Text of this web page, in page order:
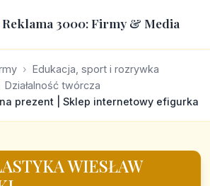
Reklama 3000: Firmy & Media
Edukacja, sport i rozrywka
Działalność twórcza
prezent | Sklep internetowy efigurka
WIESŁAW